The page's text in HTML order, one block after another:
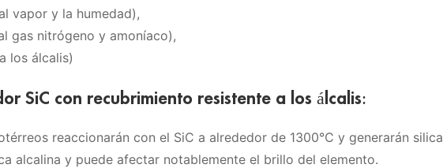
vapor y la humedad),
gas nitrógeno y amoníaco),
los álcalis)
SiC con recubrimiento resistente a los álcalis:
reaccionarán con el SiC a alrededor de 1300℃ y generarán
alcalina y puede afectar notablemente el brillo del elemento.